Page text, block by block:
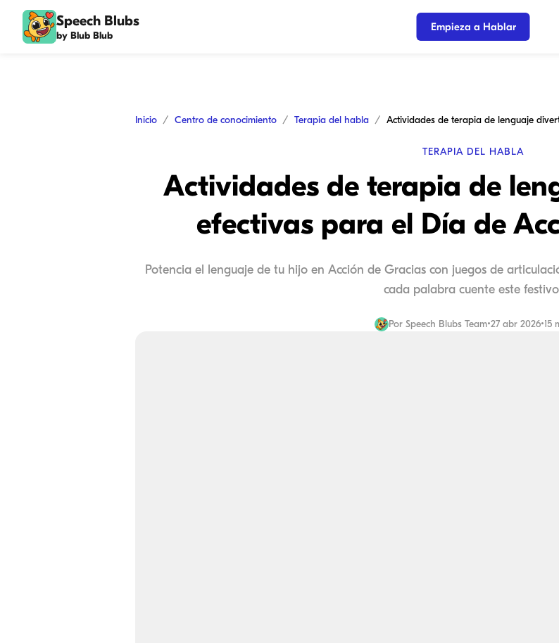
Speech Blubs
by Blub Blub
Empieza a Hablar
Inicio Centro de conocimiento Terapia del habla
TERAPIA DEL HABLA
Actividades de terapia de
efectivas para el Día de
Potencia el lenguaje de tu hijo en Acción de Gracias con juegos de
cada palabra cuente este
Por Speech Blubs Team•27 abr 2026•15